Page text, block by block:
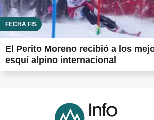
FECHA FIS
El Perito Moreno recibió a los
esquí alpino internacional